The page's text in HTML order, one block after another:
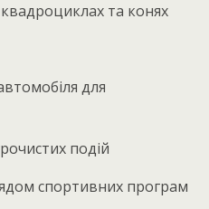
та конях
для
подій
програм